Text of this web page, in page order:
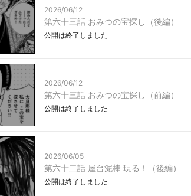
2026/06/12
第六十三話 おみつの宝探し（後編）
公開は終了しました
2026/06/12
第六十三話 おみつの宝探し（前編）
公開は終了しました
2026/06/05
第六十二話 屋台泥棒 現る！（後編）
公開は終了しました